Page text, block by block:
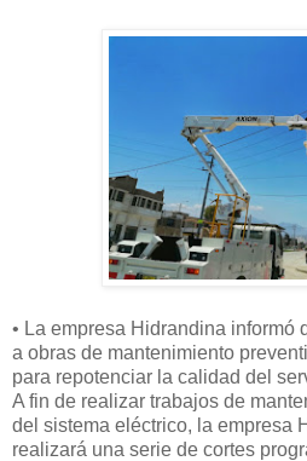
• La empresa Hidrandina informó
a obras de mantenimiento
para repotenciar la calidad del
A fin de realizar trabajos de
del sistema eléctrico, la empresa
realizará una serie de cortes